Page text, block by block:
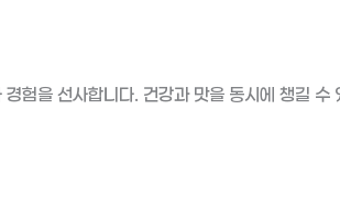
험을 선사합니다. 건강과 맛을 동시에 챙길 수